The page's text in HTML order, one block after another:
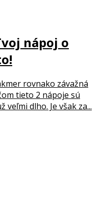
nápoj o
rovnako závažná
tieto 2 nápoje sú
dlho. Je však za...